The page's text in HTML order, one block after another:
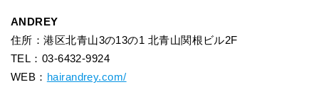
ANDREY
住所：港区北青山3の13の1 北青山関根ビル2F
TEL：03-6432-9924
WEB： hairandrey.com/